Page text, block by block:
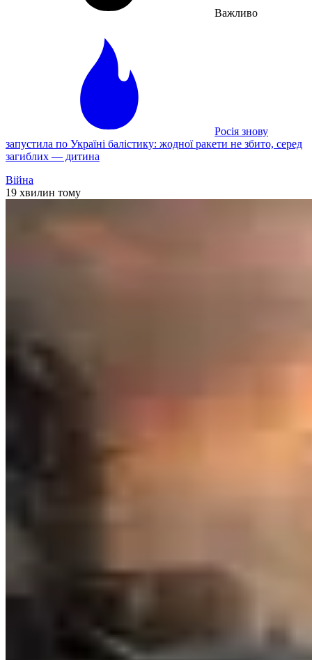
Важливо
Росія знову
запустила по Україні балістику: жодної ракети не збито, серед
загиблих — дитина
Війна
19 хвилин тому